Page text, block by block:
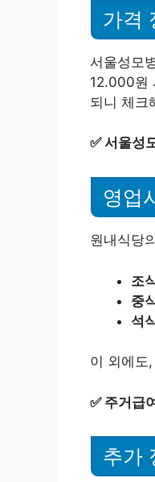
가격
서울성모
12.000원
되니 체크
✅서울성
영업
원내식당
조
중
석
이 외에도
✅ 주거급
추가